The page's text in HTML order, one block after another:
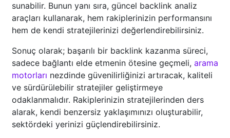
sunabilir. Bunun yanı sıra, güncel backlink analiz
araçları kullanarak, hem rakiplerinizin performansını
hem de kendi stratejilerinizi değerlendirebilirsiniz.
Sonuç olarak; başarılı bir backlink kazanma süreci,
sadece bağlantı elde etmenin ötesine geçmeli, arama
motorları nezdinde güvenilirliğinizi artıracak, kaliteli
ve sürdürülebilir stratejiler geliştirmeye
odaklanmalıdır. Rakiplerinizin stratejilerinden ders
alarak, kendi benzersiz yaklaşımınızı oluşturabilir,
sektördeki yerinizi güçlendirebilirsiniz.